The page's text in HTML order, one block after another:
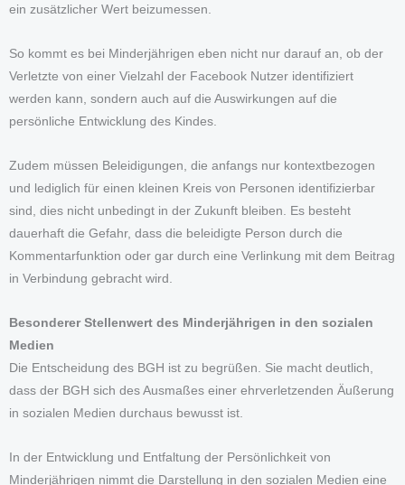
ein zusätzlicher Wert beizumessen.
So kommt es bei Minderjährigen eben nicht nur darauf an, ob der
Verletzte von einer Vielzahl der Facebook Nutzer identifiziert
werden kann, sondern auch auf die Auswirkungen auf die
persönliche Entwicklung des Kindes.
Zudem müssen Beleidigungen, die anfangs nur kontextbezogen
und lediglich für einen kleinen Kreis von Personen identifizierbar
sind, dies nicht unbedingt in der Zukunft bleiben. Es besteht
dauerhaft die Gefahr, dass die beleidigte Person durch die
Kommentarfunktion oder gar durch eine Verlinkung mit dem Beitrag
in Verbindung gebracht wird.
Besonderer Stellenwert des Minderjährigen in den sozialen
Medien
Die Entscheidung des BGH ist zu begrüßen. Sie macht deutlich,
dass der BGH sich des Ausmaßes einer ehrverletzenden Äußerung
in sozialen Medien durchaus bewusst ist.
In der Entwicklung und Entfaltung der Persönlichkeit von
Minderjährigen nimmt die Darstellung in den sozialen Medien eine